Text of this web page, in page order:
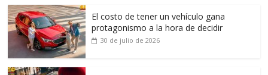
El costo de tener un vehículo gana
protagonismo a la hora de decidir
30 de julio de 2026